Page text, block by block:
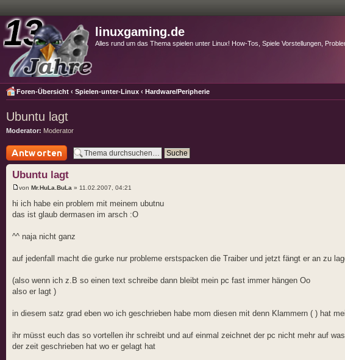
linuxgaming.de
Alles rund um das Thema spielen unter Linux! How-Tos, Spiele Vorstellungen,
Foren-Übersicht ‹ Spielen-unter-Linux ‹ Hardware/Peripherie
Ubuntu lagt
Moderator: Moderator
Antwort schreiben
Ubuntu lagt
von Mr.HuLa.BuLa » 11.02.2007, 04:21
hi ich habe ein problem mit meinem ubutnu
das ist glaub dermasen im arsch :O
^^ naja nicht ganz
auf jedenfall macht die gurke nur probleme erstspacken die Traiber und jetzt fängt er an zu
(also wenn ich z.B so einen text schreibe dann bleibt mein pc fast immer hängen Oo
also er lagt )
in diesem satz grad eben wo ich geschrieben habe mom diesen mit denn Klammern ( ) hat
ihr müsst euch das so vortellen ihr schreibt und auf einmal zeichnet der pc nicht mehr auf
der zeit geschrieben hat wo er gelagt hat